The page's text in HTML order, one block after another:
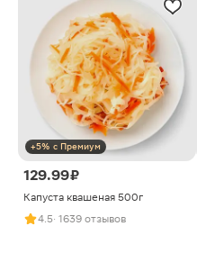
+5% с Премиум
129.99 ₽
Капуста квашеная 500г
4.5· 1639 отзывов